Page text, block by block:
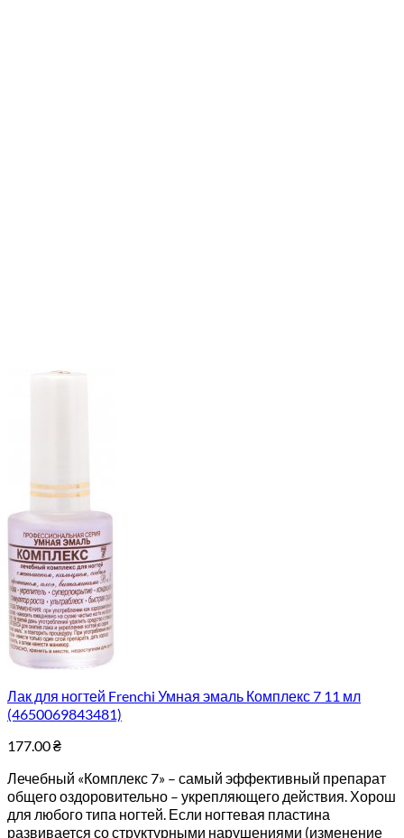
Лак для ногтей Frenchi Умная эмаль Комплекс 7 11 мл
(4650069843481)
177.00₴
Лечебный «Комплекс 7» – самый эффективный препарат
общего оздоровительно – укрепляющего действия. Хорош
для любого типа ногтей. Если ногтевая пластина
развивается со структурными нарушениями (изменение